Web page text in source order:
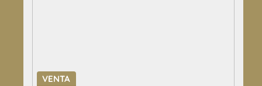
VENTA